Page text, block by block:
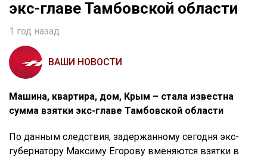
экс-главе Тамбовской области
1 год назад
ВАШИ НОВОСТИ
Машина, квартира, дом, Крым – стала известна
сумма взятки экс-главе Тамбовской области
По данным следствия, задержанному сегодня экс-
губернатору Максиму Егорову вменяются взятки в